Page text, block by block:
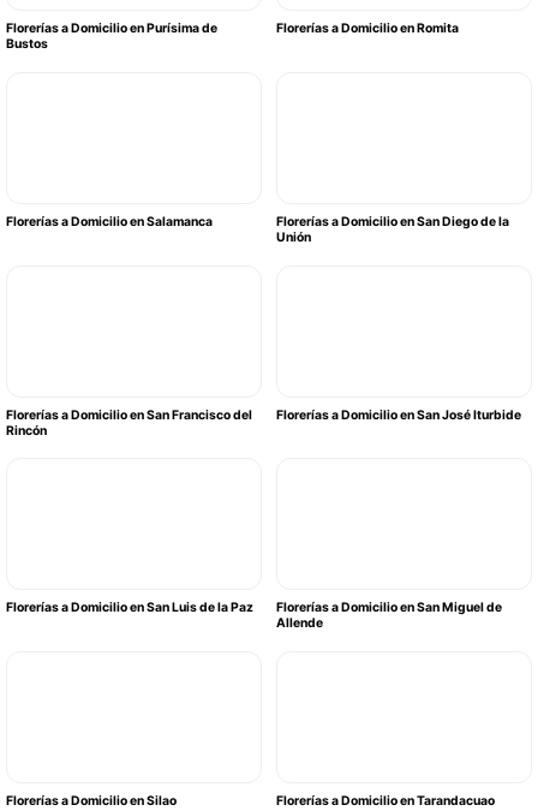
Florerías a Domicilio en Purísima de
Bustos
Florerías a Domicilio en Romita
Florerías a Domicilio en Salamanca
Florerías a Domicilio en San Diego de la
Unión
Florerías a Domicilio en San Francisco del
Rincón
Florerías a Domicilio en San José Iturbide
Florerías a Domicilio en San Luis de la Paz
Florerías a Domicilio en San Miguel de
Allende
Florerías a Domicilio en Silao Florerías a Domicilio en Tarandacuao